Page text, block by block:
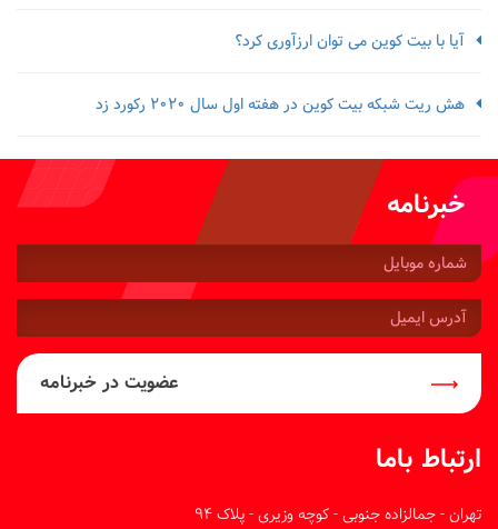
آیا با بیت کوین می توان ارزآوری کرد؟
هش ریت شبکه بیت کوین در هفته اول سال 2020 رکورد زد
خبرنامه
شماره
موبایل:
آدرس
ایمیل:
عضویت در خبرنامه
ارتباط باما
تهران - جمالزاده جنوبی - کوچه وزیری - پلاک 94